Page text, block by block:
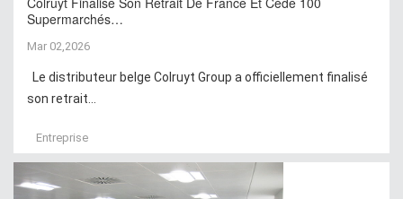
Supermarchés…
Mar 02,2026
Le distributeur belge Colruyt Group a officiellement finalisé
son retrait...
Entreprise